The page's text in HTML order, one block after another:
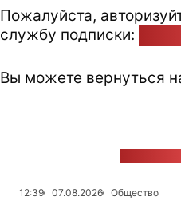
Пожалуйста,
службу подписки:
Вы можете вернуться
12:39 07.08.2026
Общество